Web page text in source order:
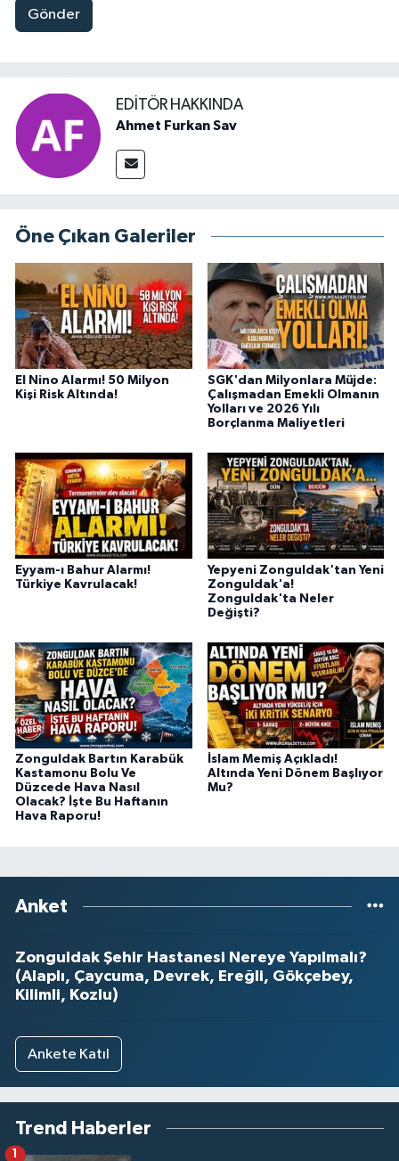
Gönder
EDITÖR HAKKINDA
Ahmet Furkan Sav
Öne Çıkan Galeriler
El Nino Alarmı! 50 Milyon
Kişi Risk Altında!
SGK'dan Milyonlara Müjde:
Çalışmadan Emekli Olmanın
Yolları ve 2026 Yılı
Borçlanma Maliyetleri
Eyyam-ı Bahur Alarmı!
Türkiye Kavrulacak!
Yepyeni Zonguldak'tan Yeni
Zonguldak'a!
Zonguldak'ta Neler
Değişti?
Zonguldak Bartın Karabük
Kastamonu Bolu Ve
Düzcede Hava Nasıl
Olacak? İşte Bu Haftanın
Hava Raporu!
İslam Memiş Açıkladı!
Altında Yeni Dönem Başlıyor
Mu?
Anket
Zonguldak Şehir Hastanesi Nereye Yapılmalı?
(Alaplı, Çaycuma, Devrek, Ereğli, Gökçebey,
Kilimli, Kozlu)
Ankete Katıl
Trend Haberler
1